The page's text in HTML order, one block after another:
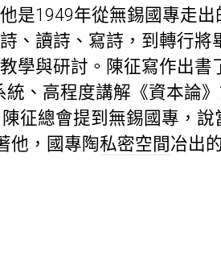
是1949年從無錫國專走出
、讀詩、寫詩，到轉行將
學與研討。陳征寫作出書
統、高程度講解《資本論
征總會提到無錫國專，說
他，國專陶私密空間冶出